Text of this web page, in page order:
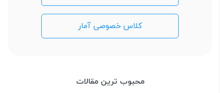
کلاس خصوصی آمار
محبوب ترین مقالات